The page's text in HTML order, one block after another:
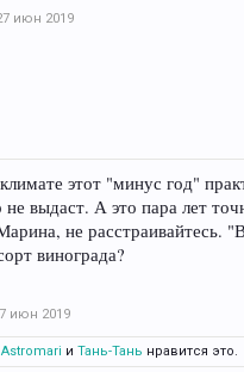
июн 2019
этот "минус год"
не выдаст. А это пара лет
не расстраивайтесь.
винограда?
июн 2019
Astromari и Тань-Тань нравится это.